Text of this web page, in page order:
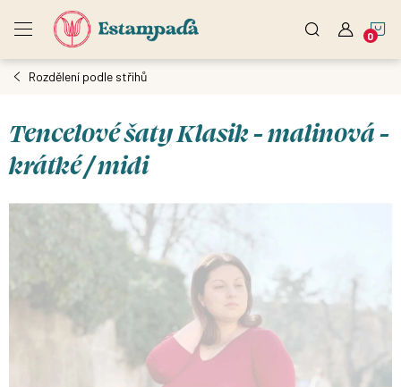
Rozdělení podle střihů
Tencelové šaty Klasik - malinová -
krátké / midi